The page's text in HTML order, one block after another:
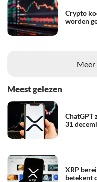
Crypto
worden
Meer
Meest gelezen
ChatGPT
31
XRP
betekent